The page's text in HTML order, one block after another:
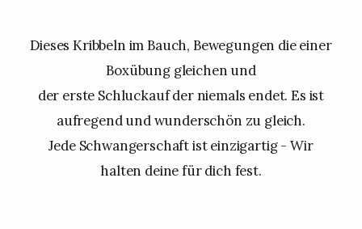
Dieses Kribbeln im Bauch, Bewegungen die einer
Boxübung gleichen und
der erste Schluckauf der niemals endet. Es ist
aufregend und wunderschön zu gleich.
Jede Schwangerschaft ist einzigartig - Wir
halten deine für dich fest.